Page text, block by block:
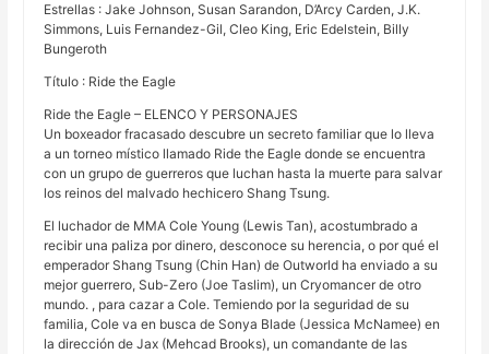
Estrellas : Jake Johnson, Susan Sarandon, D’Arcy Carden, J.K.
Simmons, Luis Fernandez-Gil, Cleo King, Eric Edelstein, Billy
Bungeroth
Título : Ride the Eagle
Ride the Eagle – ELENCO Y PERSONAJES
Un boxeador fracasado descubre un secreto familiar que lo lleva
a un torneo místico llamado Ride the Eagle donde se encuentra
con un grupo de guerreros que luchan hasta la muerte para salvar
los reinos del malvado hechicero Shang Tsung.
El luchador de MMA Cole Young (Lewis Tan), acostumbrado a
recibir una paliza por dinero, desconoce su herencia, o por qué el
emperador Shang Tsung (Chin Han) de Outworld ha enviado a su
mejor guerrero, Sub-Zero (Joe Taslim), un Cryomancer de otro
mundo. , para cazar a Cole. Temiendo por la seguridad de su
familia, Cole va en busca de Sonya Blade (Jessica McNamee) en
la dirección de Jax (Mehcad Brooks), un comandante de las